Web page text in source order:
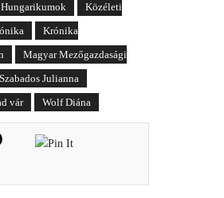
Hungarikumok
Közéleti
Krónika
Magyar Mezőgazdasági
Szabados Julianna
vár
Wolf Diána